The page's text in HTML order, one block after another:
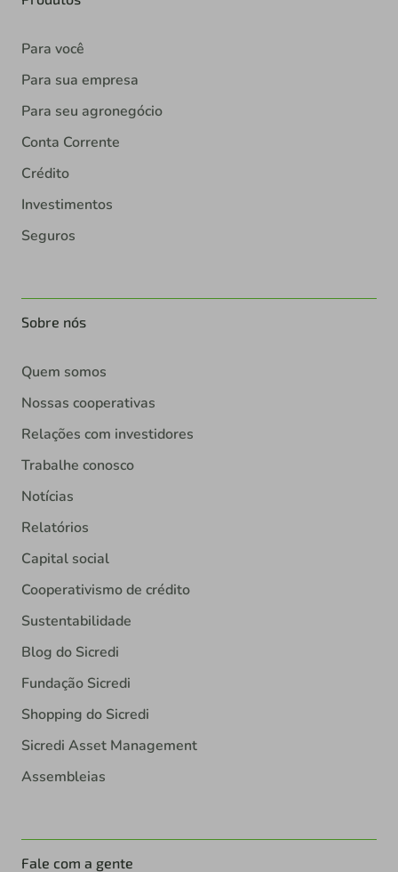
Para você
Para sua empresa
Para seu agronegócio
Conta Corrente
Crédito
Investimentos
Seguros
Sobre nós
Quem somos
Nossas cooperativas
Relações com investidores
Trabalhe conosco
Notícias
Relatórios
Capital social
Cooperativismo de crédito
Sustentabilidade
Blog do Sicredi
Fundação Sicredi
Shopping do Sicredi
Sicredi Asset Management
Assembleias
Fale com a gente